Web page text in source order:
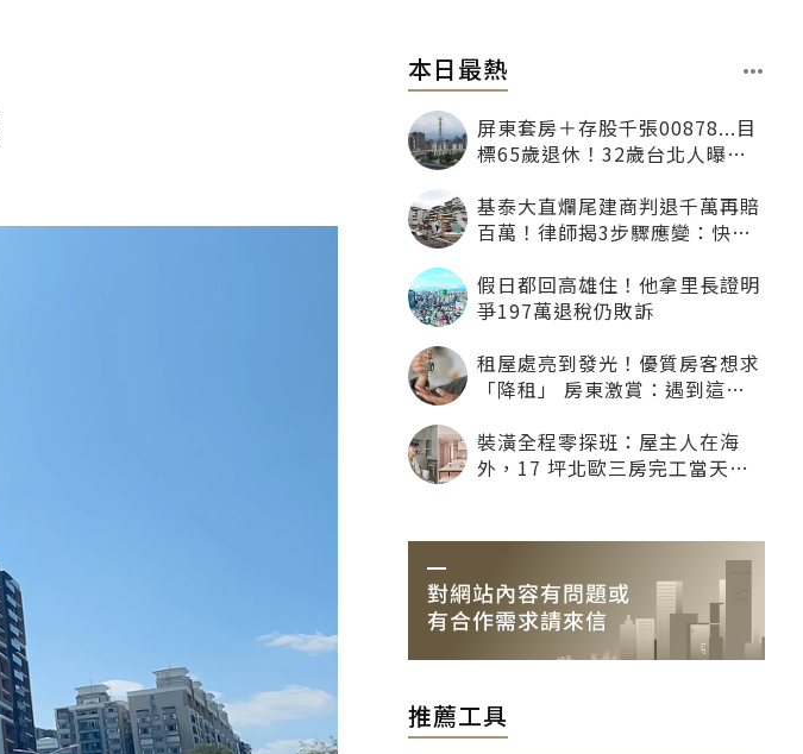
本日最熱
屏東套房＋存股千張00878...目
標65歲退休！32歲台北人曝：
基泰大直爛尾建商判退千萬再賠
百萬！律師揭3步驟應變：快通
假日都回高雄住！他拿里長證明
爭197萬退稅仍敗訴
租屋處亮到發光！優質房客想求
「降租」 房東激賞：遇到這種
裝潢全程零探班：屋主人在海
外，17 坪北歐三房完工當天才
推薦工具